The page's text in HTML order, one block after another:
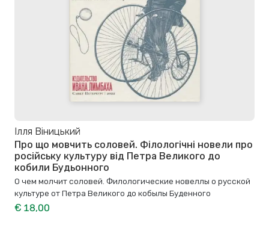
Ілля Віницький
Про що мовчить соловей. Філологічні новели про
російську культуру від Петра Великого до
кобили Будьонного
О чем молчит соловей. Филологические новеллы о русской
культуре от Петра Великого до кобылы Буденного
€ 18,00